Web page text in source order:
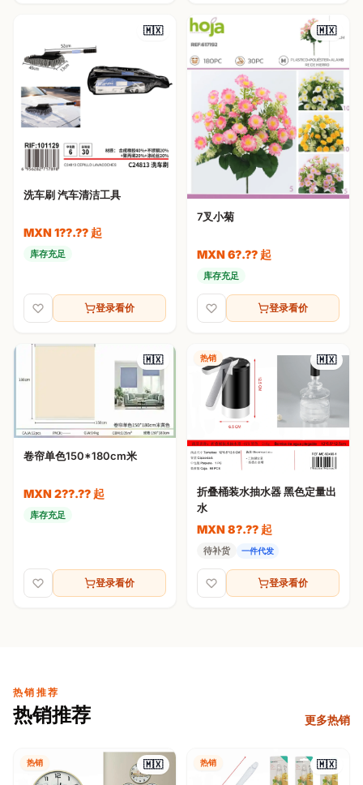
🇲🇽
洗车刷 汽车清洁工具
MXN 1??.?? 起
库存充足
登录看价
🇲🇽
7叉小菊
MXN 6?.?? 起
库存充足
登录看价
🇲🇽
卷帘单色150*180cm米
MXN 2??.?? 起
库存充足
登录看价
🇲🇽
热销
折叠桶装水抽水器 黑色定量出
水
MXN 8?.?? 起
待补货 一件代发
登录看价
热销推荐
热销推荐 更多热销
🇲🇽
热销 🇲🇽
热销